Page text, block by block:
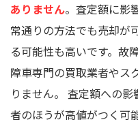
ありません。査定額に影
常通りの方法でも売却が
る可能性も高いです。故
障車専門の買取業者やス
りません。 査定額への
者のほうが高値がつく可